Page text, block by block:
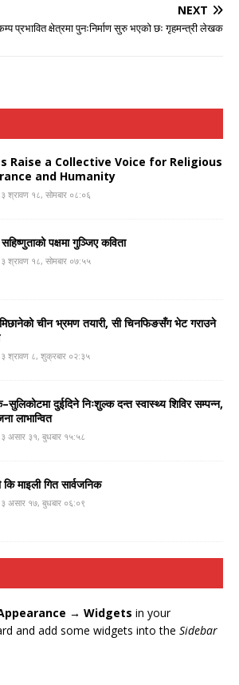
NEXT
प्रभावित क्षेत्रमा पुनःनिर्माण सुरु भएको छः गृहमन्त्री लेखक
Raise a Collective Voice for Religious
and Humanity
श्रावण १८, सोमबार ०८:०६
सहिष्णुताको पक्षमा गुञ्जिए कविता
श्रावण १८, सोमबार ०७:५५
चीन भ्रमण तयारी, सी चिनफिङसँग भेट गराउने
श्रावण ८, शुक्रबार ०२:३५
दुईदिने निःशुल्क दन्त स्वास्थ्य शिविर सम्पन्न,
लाभान्वित
असार ३१, बुधबार १५:५८
कि माइली गित सार्वजनिक
असार १७, बुधबार ०६:०९
→ Widgets in your
and add some widgets into the Sidebar